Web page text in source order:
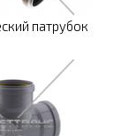
патрубок